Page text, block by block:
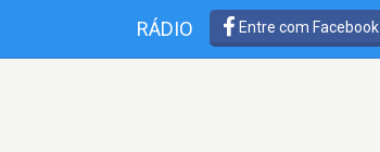
RÁDIO Entre com Facebook